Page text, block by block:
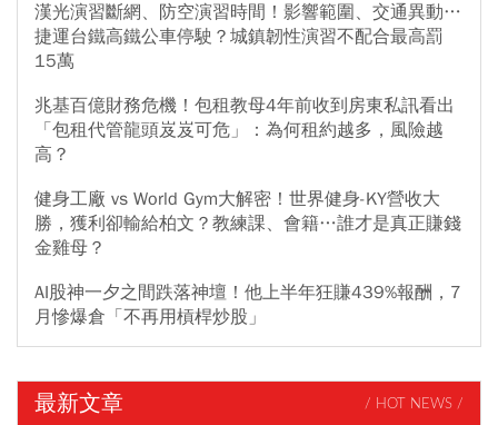
漢光演習斷網、防空演習時間！影響範圍、交通異動…
捷運台鐵高鐵公車停駛？城鎮韌性演習不配合最高罰
15萬
兆基百億財務危機！包租教母4年前收到房東私訊看出
「包租代管龍頭岌岌可危」：為何租約越多，風險越
高？
健身工廠 vs World Gym大解密！世界健身-KY營收大
勝，獲利卻輸給柏文？教練課、會籍…誰才是真正賺錢
金雞母？
AI股神一夕之間跌落神壇！他上半年狂賺439%報酬，7
月慘爆倉「不再用槓桿炒股」
最新文章 / HOT NEWS /